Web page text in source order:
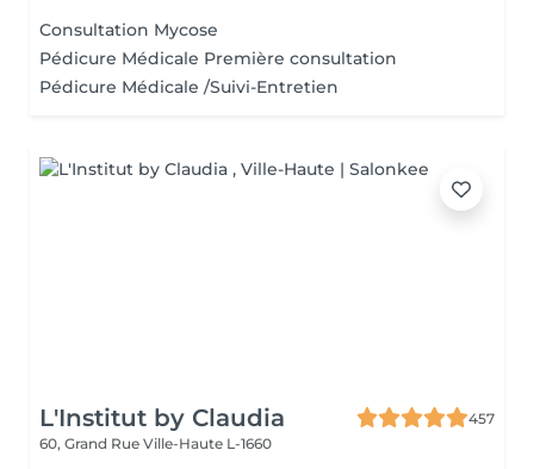
Consultation Mycose
Pédicure Médicale Première consultation
Pédicure Médicale /Suivi-Entretien
L'Institut by Claudia
457
60, Grand Rue Ville-Haute L-1660